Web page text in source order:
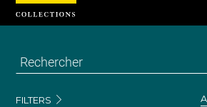
FILTERS
Cookies management panel